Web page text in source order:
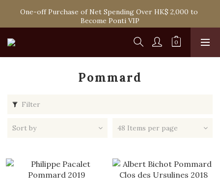
Spend HK$1,800 to Enjoy Free Delivery in Hong Kong
One-off Purchase of Net Spending Over HK$ 2,000 to
Become Ponti VIP
Spend HK$1,800 to Enjoy Free Delivery in Hong Kong
Pommard
Filter
Sort by 48 Items per page